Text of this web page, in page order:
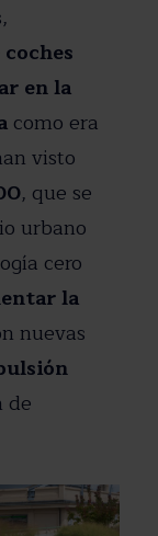
en la
como era
visto
, que se
urbano
cero
la
nuevas
de